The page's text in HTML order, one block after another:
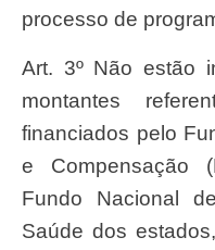
processo de
Art. 3º Não estão incluídos no Teto MAC os
montantes
financiados pelo
e Compensação
Fundo Nacional
Saúde dos